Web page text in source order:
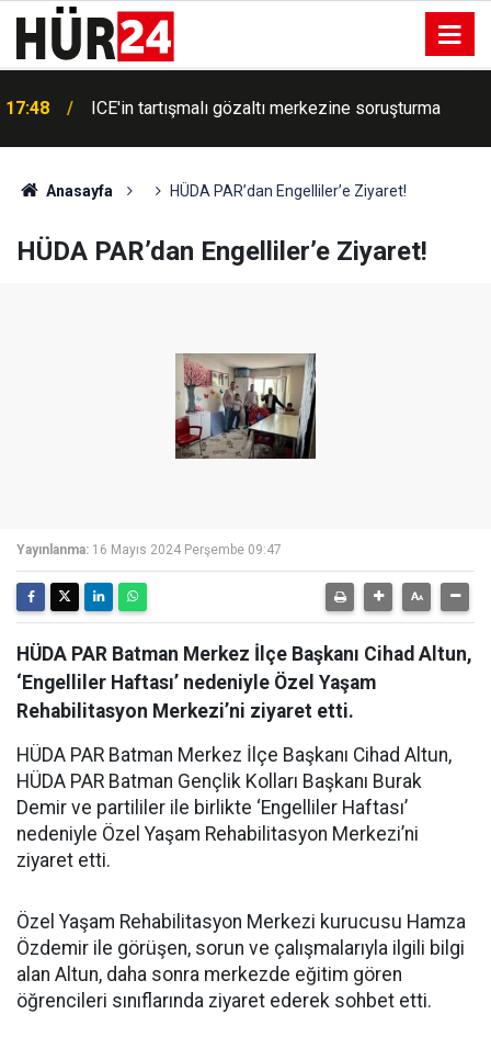
17:41 ABD'den Rusya'ya vergi yaptırımı
Anasayfa HÜDA PAR’dan Engelliler’e Ziyaret!
HÜDA PAR’dan Engelliler’e Ziyaret!
Yayınlanma: 16 Mayıs 2024 Perşembe 09:47
HÜDA PAR Batman Merkez İlçe Başkanı Cihad Altun,
‘Engelliler Haftası’ nedeniyle Özel Yaşam
Rehabilitasyon Merkezi’ni ziyaret etti.
HÜDA PAR Batman Merkez İlçe Başkanı Cihad Altun,
HÜDA PAR Batman Gençlik Kolları Başkanı Burak
Demir ve partililer ile birlikte ‘Engelliler Haftası’
nedeniyle Özel Yaşam Rehabilitasyon Merkezi’ni
ziyaret etti.
Özel Yaşam Rehabilitasyon Merkezi kurucusu Hamza
Özdemir ile görüşen, sorun ve çalışmalarıyla ilgili bilgi
alan Altun, daha sonra merkezde eğitim gören
öğrencileri sınıflarında ziyaret ederek sohbet etti.